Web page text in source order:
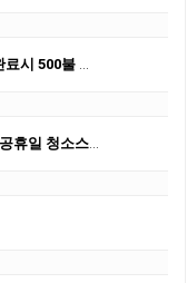
불 지급 진행중
일 청소스탭